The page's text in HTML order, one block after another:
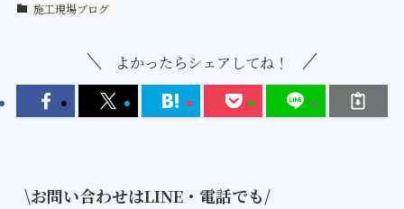
施工現場ブログ
よかったらシェアしてね！
\お問い合わせはLINE・電話でも/